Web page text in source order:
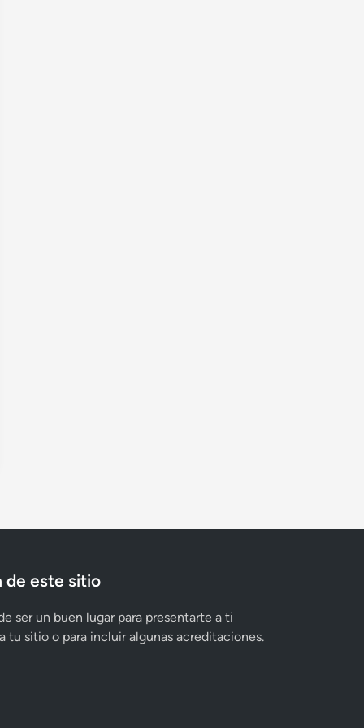
de este sitio
ser un buen lugar para presentarte a ti
tu sitio o para incluir algunas acreditaciones.